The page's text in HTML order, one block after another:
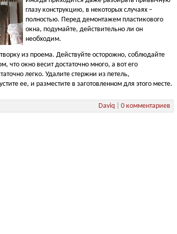
глазу конструкцию, в некоторых случаях –
полностью. Перед демонтажем пластикового
окна, подумайте, действительно ли он
необходим.
из проема. Действуйте осторожно, соблюдайте
что окно весит достаточно много, а вот его
легко. Удалите стержни из петель,
ее, и разместите в заготовленном для этого месте.
Daviq 0 комментариев